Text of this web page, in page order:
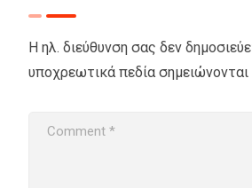
Η ηλ. διεύθυνση σας δεν
υποχρεωτικά πεδία σημειώνονται